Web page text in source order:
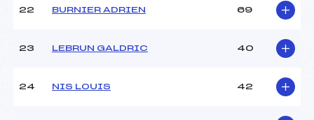
22 BURNIER ADRIEN 69
23 LEBRUN GALDRIC 40
24 NIS LOUIS 42